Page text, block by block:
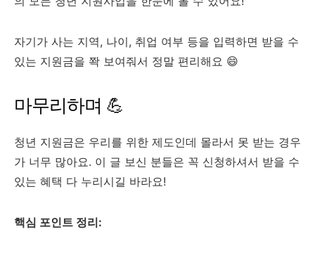
자기가 사는 지역, 나이, 취업 여부 등을 입력하면 받을 수
있는 지원금을 쫙 보여줘서 정말 편리해요 😄
마무리하며 💪
청년 지원금은 우리를 위한 제도인데 몰라서 못 받는 경우
가 너무 많아요. 이 글 보신 분들은 꼭 신청하셔서 받을 수
있는 혜택 다 누리시길 바라요!
핵심 포인트 정리: